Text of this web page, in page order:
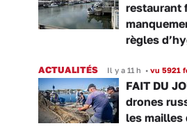
restaurant
règles
ACTUALITÉS Il y a 11 h • vu 5921
FAIT DU
drones
les mailles